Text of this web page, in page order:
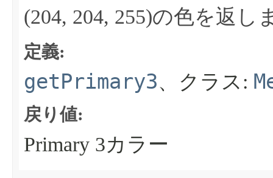
(204, 204, 255)の色を返し
定義:
getPrimary3、クラス:
戻り値:
Primary 3カラー